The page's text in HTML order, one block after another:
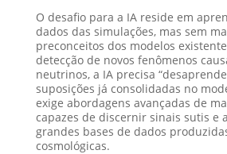
O desafio para a IA reside em
dados das simulações, mas sem
preconceitos dos modelos
detecção de novos fenômenos
neutrinos, a IA precisa
suposições já consolidadas no
exige abordagens avançadas de
capazes de discernir sinais sutis e
grandes bases de dados
cosmológicas.